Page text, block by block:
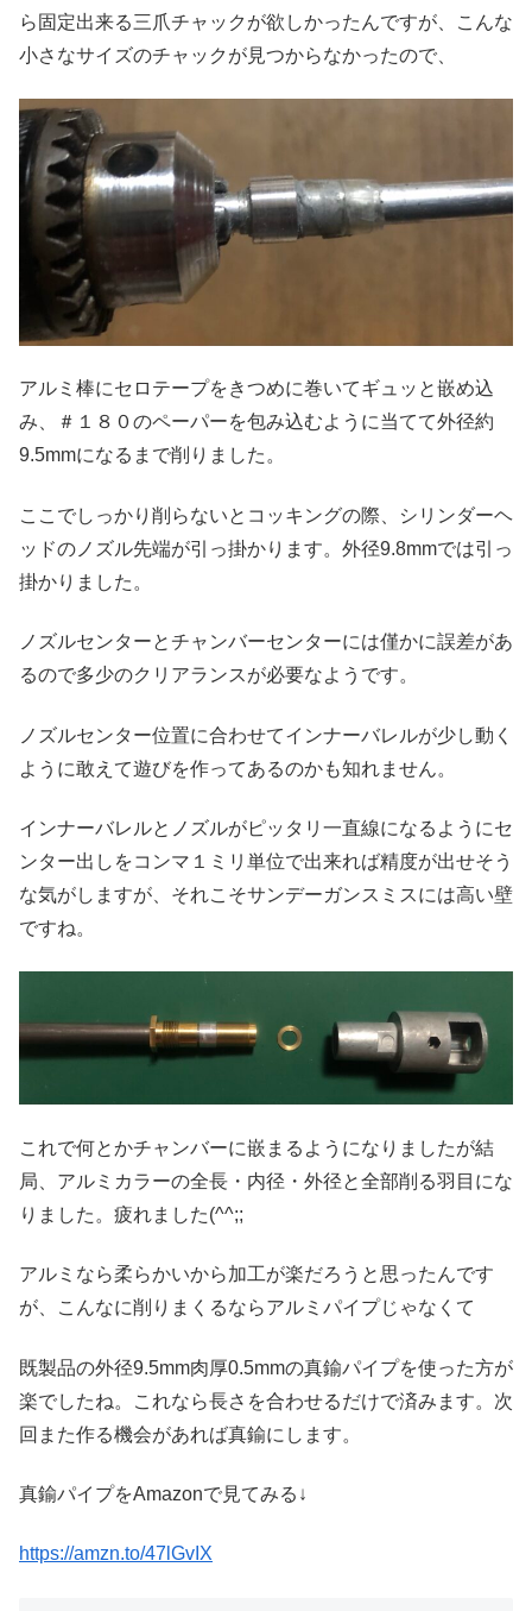
ら固定出来る三爪チャックが欲しかったんですが、こんな
小さなサイズのチャックが見つからなかったので、
アルミ棒にセロテープをきつめに巻いてギュッと嵌め込
み、＃１８０のペーパーを包み込むように当てて外径約
9.5mmになるまで削りました。
ここでしっかり削らないとコッキングの際、シリンダーヘ
ッドのノズル先端が引っ掛かります。外径9.8mmでは引っ
掛かりました。
ノズルセンターとチャンバーセンターには僅かに誤差があ
るので多少のクリアランスが必要なようです。
ノズルセンター位置に合わせてインナーバレルが少し動く
ように敢えて遊びを作ってあるのかも知れません。
インナーバレルとノズルがピッタリ一直線になるようにセ
ンター出しをコンマ１ミリ単位で出来れば精度が出せそう
な気がしますが、それこそサンデーガンスミスには高い壁
ですね。
これで何とかチャンバーに嵌まるようになりましたが結
局、アルミカラーの全長・内径・外径と全部削る羽目にな
りました。疲れました(^^;;
アルミなら柔らかいから加工が楽だろうと思ったんです
が、こんなに削りまくるならアルミパイプじゃなくて
既製品の外径9.5mm肉厚0.5mmの真鍮パイプを使った方が
楽でしたね。これなら長さを合わせるだけで済みます。次
回また作る機会があれば真鍮にします。
真鍮パイプをAmazonで見てみる↓
https://amzn.to/47lGvIX